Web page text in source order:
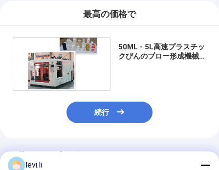
最高の価格で
50ML - 5L高速プラスチッ
クびんのブロー形成機械
続行
推薦されたプロダクト
levi.li